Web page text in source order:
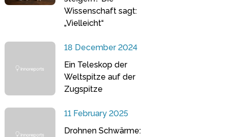
Wissenschaft sagt:
„Vielleicht“
18 December 2024
Ein Teleskop der
Weltspitze auf der
Zugspitze
11 February 2025
Drohnen Schwärme: